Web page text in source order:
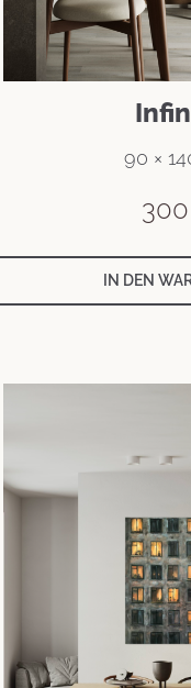
90 ×
300
IN DEN